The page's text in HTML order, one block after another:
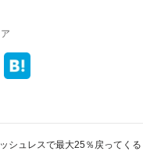
シュレスで最大25％戻ってくる